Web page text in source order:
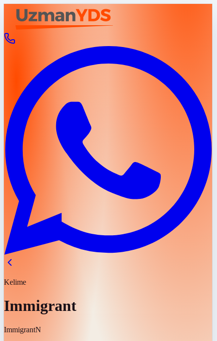
Kelime
Immigrant
ImmigrantN